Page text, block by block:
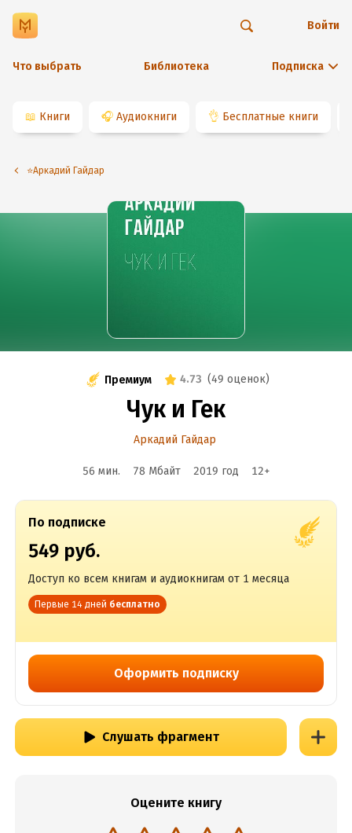
Что выбрать Библиотека Подписка
Войти
📖 Книги 🎧 Аудиокниги 👌 Бесплатные книги
⭐️Аркадий Гайдар
Премиум 4.73 (49 оценок)
Чук и Гек
Аркадий Гайдар
56 мин. 78 Мбайт 2019 год 12+
По подписке
549 руб.
Доступ ко всем книгам и аудиокнигам от 1 месяца
Первые 14 дней бесплатно
Оформить подписку
Слушать фрагмент
Оцените книгу